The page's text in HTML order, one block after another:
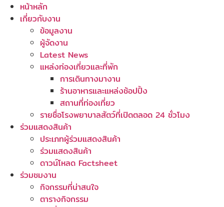
หน้าหลัก
เกี่ยวกับงาน
ข้อมูลงาน
ผู้จัดงาน
Latest News
แหล่งท่องเที่ยวและที่พัก
การเดินทางมางาน
ร้านอาหารและแหล่งช้อปปิ้ง
สถานที่ท่องเที่ยว
รายชื่อโรงพยาบาลสัตว์ที่เปิดตลอด 24 ชั่วโมง
ร่วมแสดงสินค้า
ประเภทผู้ร่วมแสดงสินค้า
ร่วมแสดงสินค้า
ดาวน์โหลด Factsheet
ร่วมชมงาน
กิจกรรมที่น่าสนใจ
ตารางกิจกรรม